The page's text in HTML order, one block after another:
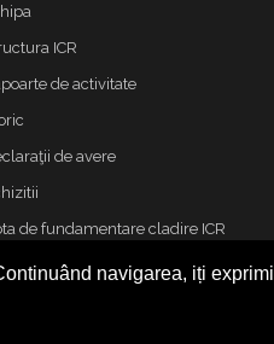
navigarea, iți
ICR
de activitate
de avere
de fundamentare cladire ICR